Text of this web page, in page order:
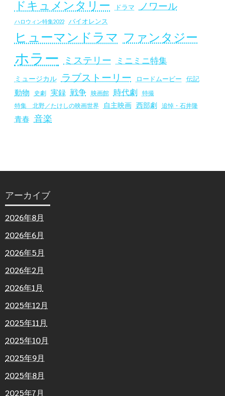
ドキュメンタリー ドラマ ノワール
ハロウィン特集2022 バイオレンス
ヒューマンドラマ ファンタジー
ホラー ミステリー ミニミニ特集
ミュージカル ラブストーリー ロードムービー 伝記
動物 史劇 実録 戦争 映画館 時代劇
特撮
特集 北野／たけしの映画世界
自主映画 西部劇 追悼・石井隆
青春 音楽
アーカイブ
2026年8月
2026年6月
2026年5月
2026年2月
2026年1月
2025年12月
2025年11月
2025年10月
2025年9月
2025年8月
2025年7月